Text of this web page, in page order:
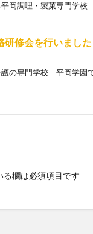
岡調理・製菓専門学
修会を行いました
護の専門学校 平岡学園
る欄は必須項目です